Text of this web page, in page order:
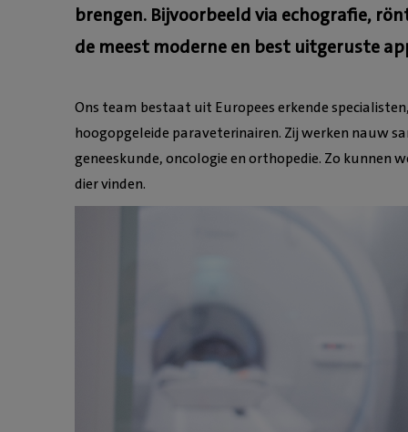
brengen. Bijvoorbeeld via echografie,
de meest moderne en best uitgeruste
Ons team bestaat uit Europees erkende
hoogopgeleide paraveterinairen. Zij werken nauw
geneeskunde, oncologie en orthopedie. Zo kunnen
dier vinden.